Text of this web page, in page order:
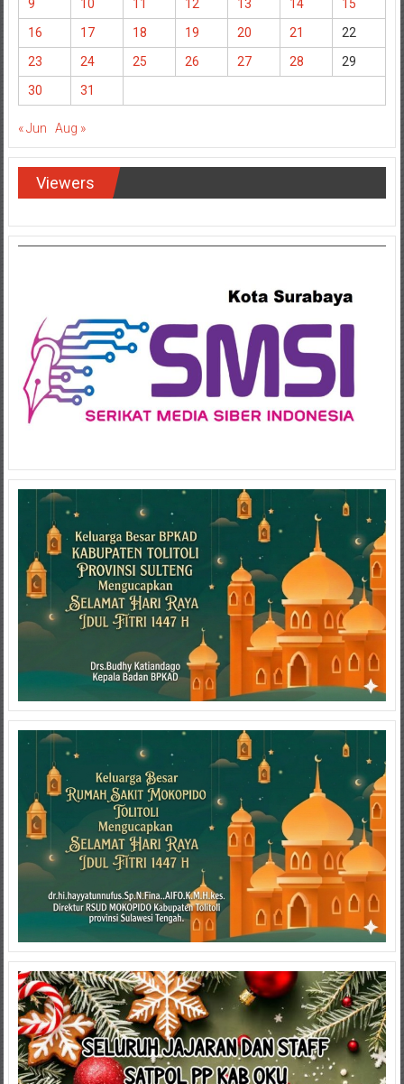
2 3 4 5 6 7
8
9
10 11 12 13 14
15
16
17 18 19 20 21
22
23
24
30
31
« Jun Aug »
Viewers